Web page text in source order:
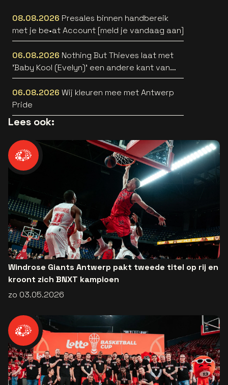
08.08.2026 Presales binnen handbereik
met je be•at Account [meld je vandaag aan]
06.08.2026 Nothing But Thieves laat met
'Baby Kool (Evelyn)' een andere kant van
zich horen [video]
06.08.2026 Wij kleuren mee met Antwerp
Pride
Lees ook:
Windrose Giants Antwerp pakt tweede titel op rij en
kroont zich BNXT kampioen
zo 03.05.2026